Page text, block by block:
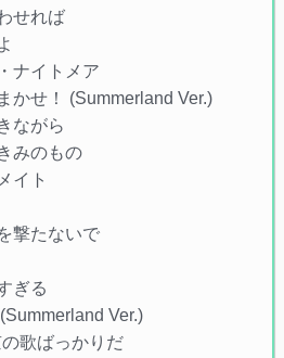
せれば
ナイトメア
かせ！ (Summerland Ver.)
ながら
みのもの
イト
撃たないで
ぎる
Ver.)
歌ばっかりだ